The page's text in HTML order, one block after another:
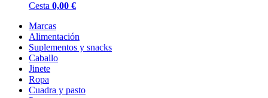
Cesta 0,00 €
Marcas
Alimentación
Suplementos y snacks
Caballo
Jinete
Ropa
Cuadra y pasto